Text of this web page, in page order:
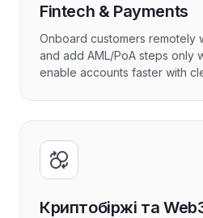
Fintech & Payments
Onboard customers remotely
and add AML/PoA steps only
enable accounts faster with
Криптобіржі та